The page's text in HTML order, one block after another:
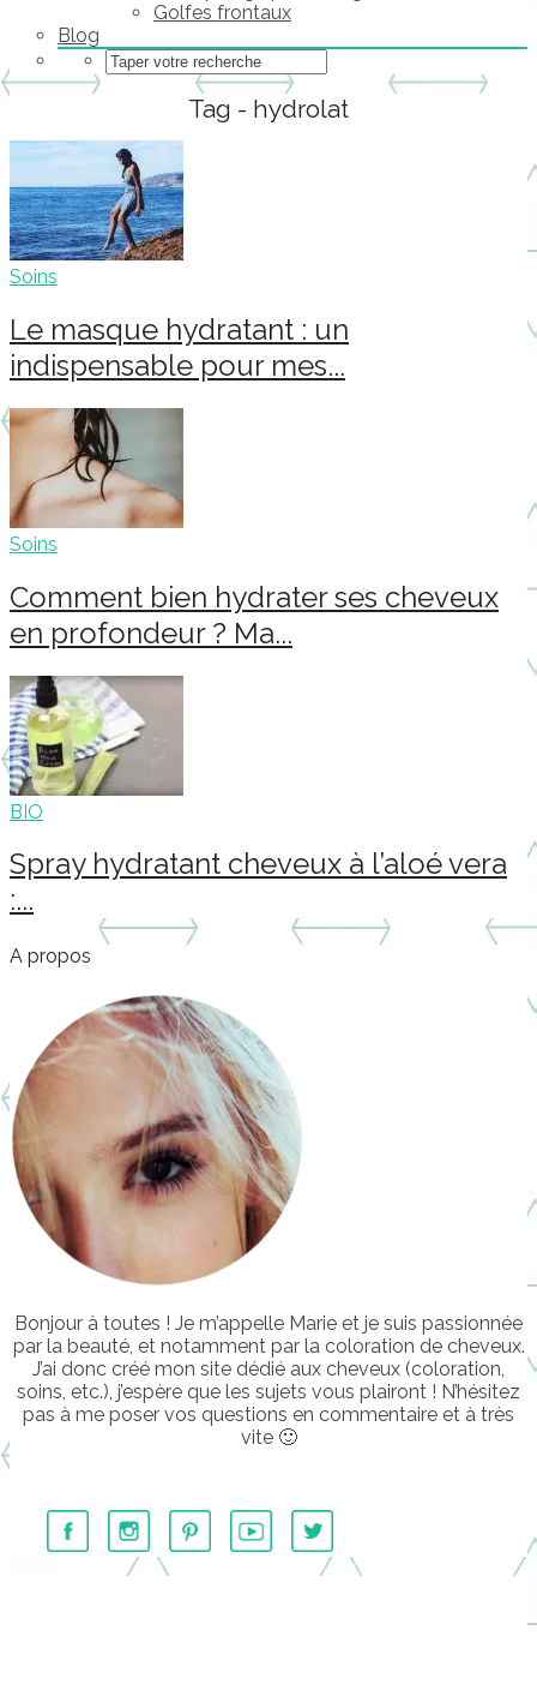
Golfes frontaux
Blog
Tag - hydrolat
Soins
Le masque hydratant : un
indispensable pour mes...
Soins
Comment bien hydrater ses cheveux
en profondeur ? Ma...
BIO
Spray hydratant cheveux à l’aloé vera
:...
A propos
Bonjour à toutes ! Je m’appelle Marie et je suis passionnée
par la beauté, et notamment par la coloration de cheveux.
J’ai donc créé mon site dédié aux cheveux (coloration,
soins, etc.), j’espère que les sujets vous plairont ! N’hésitez
pas à me poser vos questions en commentaire et à très
vite 🙂